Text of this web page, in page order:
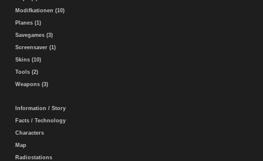
Modifkationen (10)
Planes (1)
Savegames (3)
Screensaver (1)
Skins (10)
Tools (2)
Weapons (3)
Information / Story
Facts / Technology
Characters
Map
Radiostations